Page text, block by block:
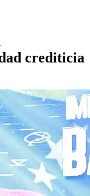
crediticia